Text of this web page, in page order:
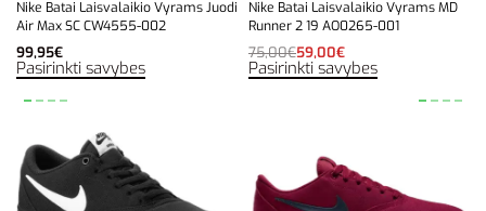
Nike Batai Laisvalaikio Vyrams Juodi
Air Max SC CW4555-002
99,95€
Pasirinkti savybes
Nike Batai Laisvalaikio Vyrams MD
Runner 2 19 AO0265-001
75,00€59,00€
Pasirinkti savybes